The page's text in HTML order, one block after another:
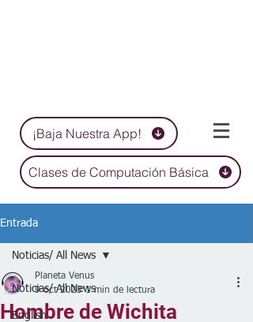
¡Baja Nuestra App!
Clases de Computación Básica
Entrada
Noticias/ All News
English
Noticias/ All News
Hombre de Wichita
Planeta Venus
9 oct 2023 1 min de lectura